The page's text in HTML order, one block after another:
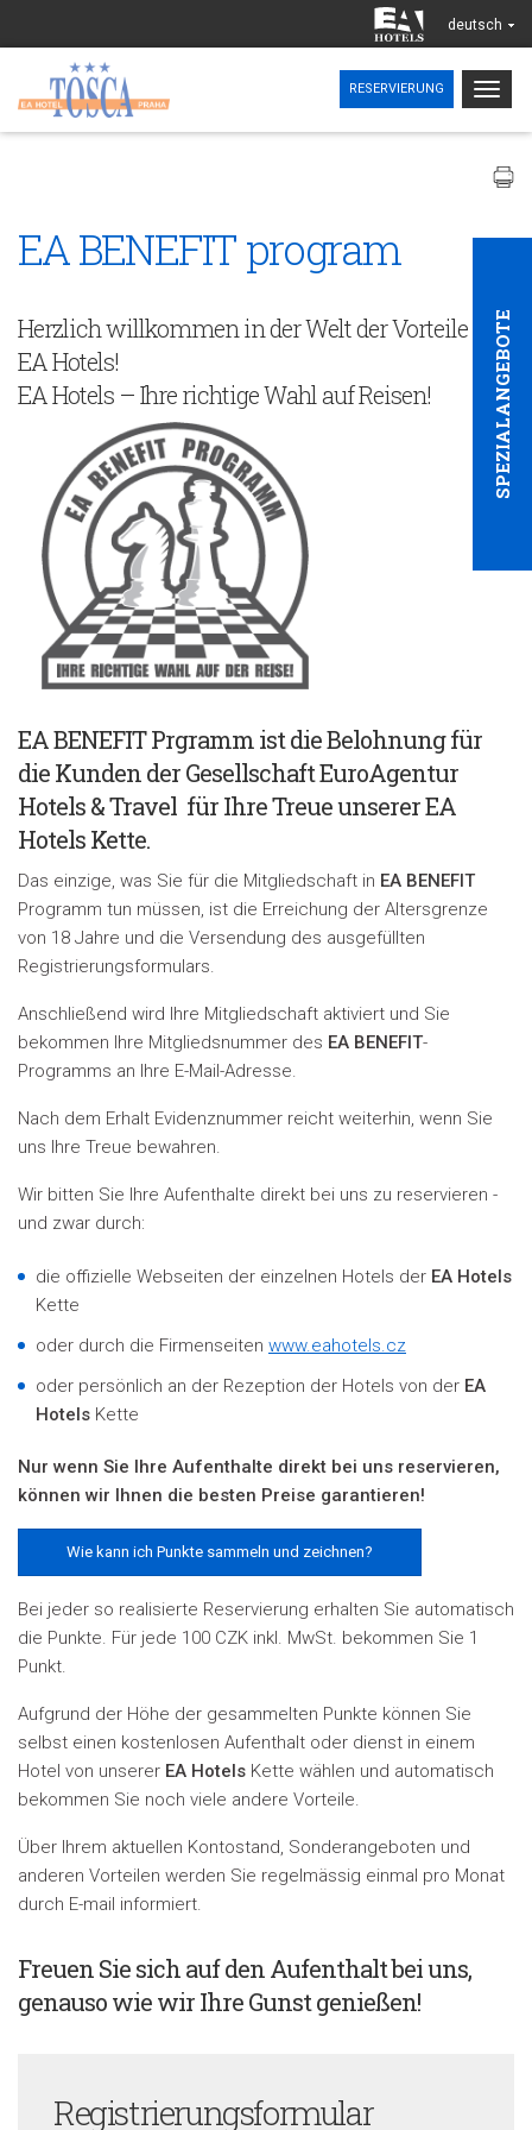
deutsch
RESERVIERUNG
SPEZIALANGEBOTE
EA BENEFIT program
Herzlich willkommen in der Welt der Vorteile von
EA Hotels!
EA Hotels – Ihre richtige Wahl auf Reisen!
EA BENEFIT Prgramm ist die Belohnung für
die Kunden der Gesellschaft EuroAgentur
Hotels & Travel für Ihre Treue unserer EA
Hotels Kette.
Das einzige, was Sie für die Mitgliedschaft in EA BENEFIT
Programm tun müssen, ist die Erreichung der Altersgrenze
von 18 Jahre und die Versendung des ausgefüllten
Registrierungsformulars.
Anschließend wird Ihre Mitgliedschaft aktiviert und Sie
bekommen Ihre Mitgliedsnummer des EA BENEFIT-
Programms an Ihre E-Mail-Adresse.
Nach dem Erhalt Evidenznummer reicht weiterhin, wenn Sie
uns Ihre Treue bewahren.
Wir bitten Sie Ihre Aufenthalte direkt bei uns zu reservieren -
und zwar durch:
die offizielle Webseiten der einzelnen Hotels der EA Hotels
Kette
oder durch die Firmenseiten www.eahotels.cz
oder persönlich an der Rezeption der Hotels von der EA
Hotels Kette
Nur wenn Sie Ihre Aufenthalte direkt bei uns reservieren,
können wir Ihnen die besten Preise garantieren!
Wie kann ich Punkte sammeln und zeichnen?
Bei jeder so realisierte Reservierung erhalten Sie automatisch
die Punkte. Für jede 100 CZK inkl. MwSt. bekommen Sie 1
Punkt.
Aufgrund der Höhe der gesammelten Punkte können Sie
selbst einen kostenlosen Aufenthalt oder dienst in einem
Hotel von unserer EA Hotels Kette wählen und automatisch
bekommen Sie noch viele andere Vorteile.
Über Ihrem aktuellen Kontostand, Sonderangeboten und
anderen Vorteilen werden Sie regelmässig einmal pro Monat
durch E-mail informiert.
Freuen Sie sich auf den Aufenthalt bei uns,
genauso wie wir Ihre Gunst genießen!
Registrierungsformular